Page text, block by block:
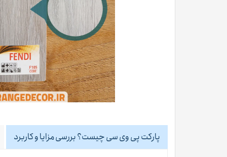
پارکت پی وی سی چیست؟ بررسی مزایا و کاربرد